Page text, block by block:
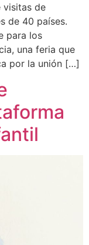
visitas de
de 40 países.
para los
una feria que
por la unión […]